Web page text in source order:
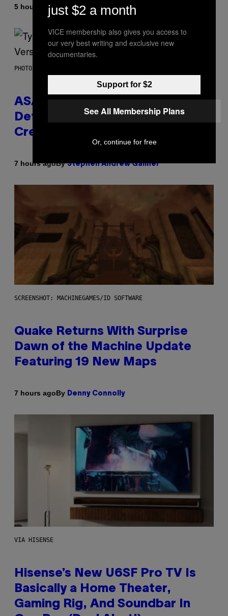
5 hours ago ByLauren Boisvert
PHOTO BY MONICA SCHIPPER/GETTY IMAGES
ASAP Rocky Seemingly Gives
Definitive Answer on Tyler, The
Creator’s Sexuality
7 hours agoByStephen Andrew Galiher
SCREENSHOT: MACHINEGAMES/ID SOFTWARE
Quake Returns With Surprise
Dawn of the Machine Update
Featuring 19 New Maps
7 hours agoBy Denny Connolly
VIA HISENSE
Hisense’s New U6SF Pro TV Is
Basically a Home Theater,
Gaming Rig, And Soundbar In
just $2 a month
VICE membership also gives you access to
our very best writing and exclusive new
documentaries.
Support for $2
See All Membership Plans
Or, continue for free